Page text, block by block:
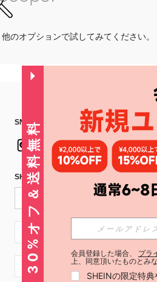
のオプションで試してみてください。
SNSフォローはこちら：
SHEIN STYLE NEWSを購読する
JP + 81
JP + 81
30%オフ＆送料無料 会員登録した場合、 プラ
上、同意頂いたものとみな
SHEINの限定特